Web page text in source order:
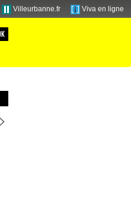
Villeurbanne.fr Viva en ligne